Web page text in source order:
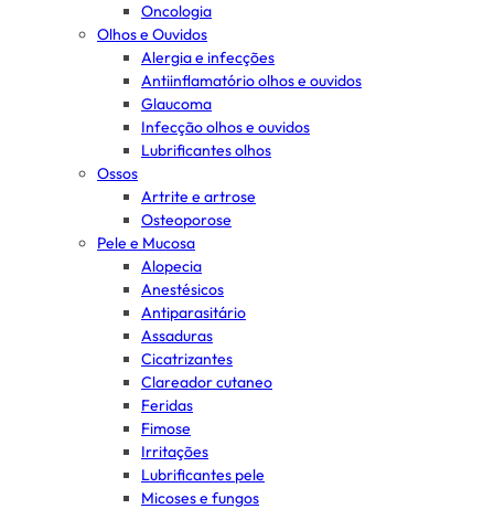
Oncologia
Olhos e Ouvidos
Alergia e infecções
Antiinflamatório olhos e ouvidos
Glaucoma
Infecção olhos e ouvidos
Lubrificantes olhos
Ossos
Artrite e artrose
Osteoporose
Pele e Mucosa
Alopecia
Anestésicos
Antiparasitário
Assaduras
Cicatrizantes
Clareador cutaneo
Feridas
Fimose
Irritações
Lubrificantes pele
Micoses e fungos